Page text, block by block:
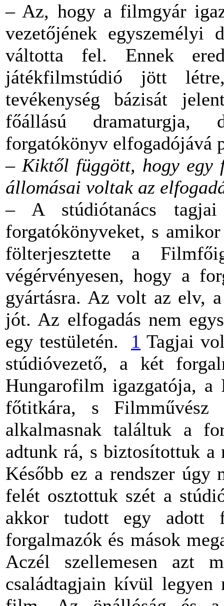
– Az, hogy a filmgyár
vezetőjének egyszemélyi
váltotta fel. Ennek
játékfilmstúdió jött
tevékenység bázisát
főállású
forgatókönyv elfogadójává
– Kiktől függött, hogy egy
állomásai voltak az
– A stúdiótanács
forgatókönyveket, s
fölterjesztette a
végérvényesen, hogy a
gyártásra. Az volt az elv,
jót. Az elfogadás nem
egy testületén. 1 Tagjai
stúdióvezető, a két
Hungarofilm igazgatója, a
főtitkára, s Filmművész
alkalmasnak találtuk a
adtunk rá, s biztosítottuk a
Később ez a rendszer úgy
felét osztottuk szét a
akkor tudott egy adott
forgalmazók és mások
Aczél szellemesen azt
családtagjain kívül legyen